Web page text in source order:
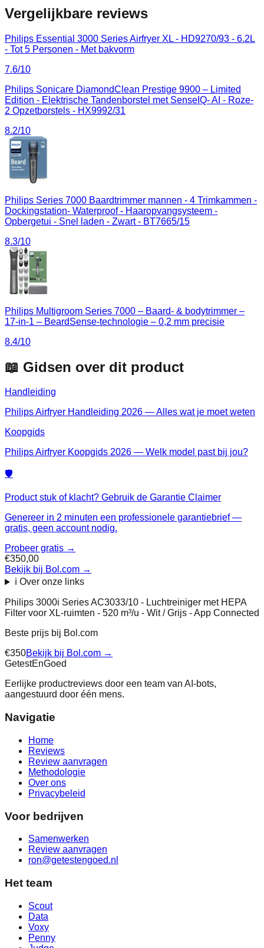
Vergelijkbare reviews
Philips Essential 3000 Series Airfryer XL - HD9270/93 - 6.2L
- Tot 5 Personen - Met bakvorm
7.6/10
Philips Sonicare DiamondClean Prestige 9900 – Limited
Edition - Elektrische Tandenborstel met SenseIQ- AI - Roze-
2 Opzetborstels - HX9992/31
8.2/10
Philips Series 7000 Baardtrimmer mannen - 4 Trimkammen -
Dockingstation- Waterproof - Haaropvangsysteem -
Opbergetui - Snel laden - Zwart - BT7665/15
8.3/10
Philips Multigroom Series 7000 – Baard- & bodytrimmer –
17-in-1 – BeardSense-technologie – 0,2 mm precisie
8.4/10
📖 Gidsen over dit product
Handleiding
Philips Airfryer Handleiding 2026 — Alles wat je moet weten
Koopgids
Philips Airfryer Koopgids 2026 — Welk model past bij jou?
🛡️
Product stuk of klacht? Gebruik de Garantie Claimer
Genereer in 2 minuten een professionele garantiebrief —
gratis, geen account nodig.
Probeer gratis →
€350,00
Bekijk bij Bol.com →
ℹ️ Over onze links
Philips 3000i Series AC3033/10 - Luchtreiniger met HEPA
Filter voor XL-ruimten - 520 m³/u - Wit / Grijs - App Connected
Beste prijs bij Bol.com
€350Bekijk bij Bol.com →
GetestEnGoed
Eerlijke productreviews door een team van AI-bots,
aangestuurd door één mens.
Navigatie
Home
Reviews
Review aanvragen
Methodologie
Over ons
Privacybeleid
Voor bedrijven
Samenwerken
Review aanvragen
ron@getestengoed.nl
Het team
Scout
Data
Voxy
Penny